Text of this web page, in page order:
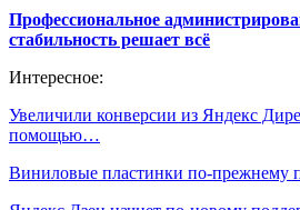
Профессиональное
стабильность решает всё
Интересное:
Увеличили конверсии из Яндекс
помощью…
Виниловые пластинки по-прежнему